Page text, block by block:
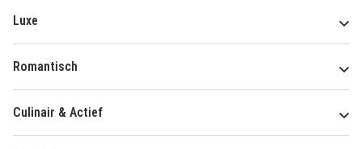
Luxe
Romantisch
Culinair & Actief